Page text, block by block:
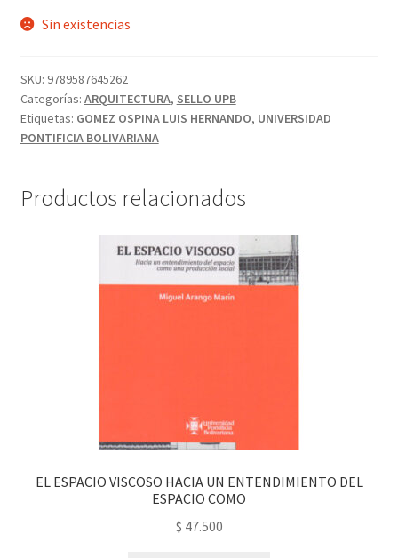
Sin existencias
SKU: 9789587645262
Categorías: ARQUITECTURA, SELLO UPB
Etiquetas: GOMEZ OSPINA LUIS HERNANDO, UNIVERSIDAD
PONTIFICIA BOLIVARIANA
Productos relacionados
EL ESPACIO VISCOSO HACIA UN ENTENDIMIENTO DEL
ESPACIO COMO
$ 47.500